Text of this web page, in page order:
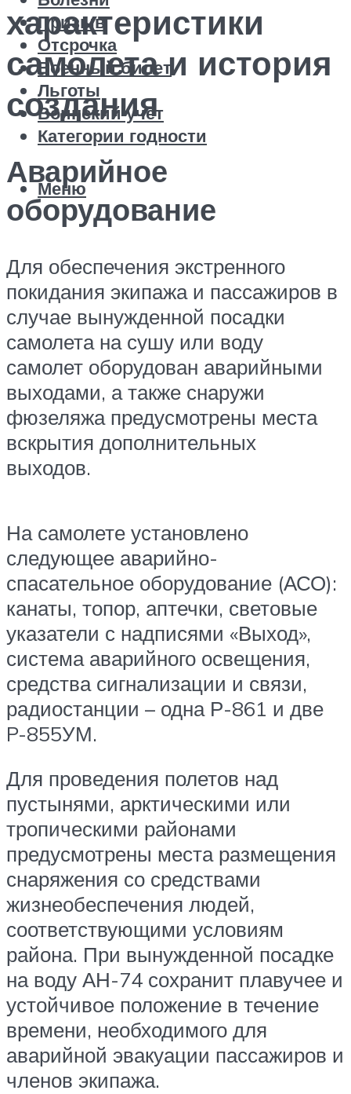
Призыв
Отсрочка
Военный билет
Льготы
Воинский учет
Категории годности
Меню
характеристики
самолета и история
создания
Аварийное
оборудование
Для обеспечения экстренного
покидания экипажа и пассажиров в
случае вынужденной посадки
самолета на сушу или воду
самолет оборудован аварийными
выходами, а также снаружи
фюзеляжа предусмотрены места
вскрытия дополнительных
выходов.
На самолете установлено
следующее аварийно-
спасательное оборудование (АСО):
канаты, топор, аптечки, световые
указатели с надписями «Выход»,
система аварийного освещения,
средства сигнализации и связи,
радиостанции – одна Р-861 и две
P-855УМ.
Для проведения полетов над
пустынями, арктическими или
тропическими районами
предусмотрены места размещения
снаряжения со средствами
жизнеобеспечения людей,
соответствующими условиям
района. При вынужденной посадке
на воду АН-74 сохранит плавучее и
устойчивое положение в течение
времени, необходимого для
аварийной эвакуации пассажиров и
членов экипажа.